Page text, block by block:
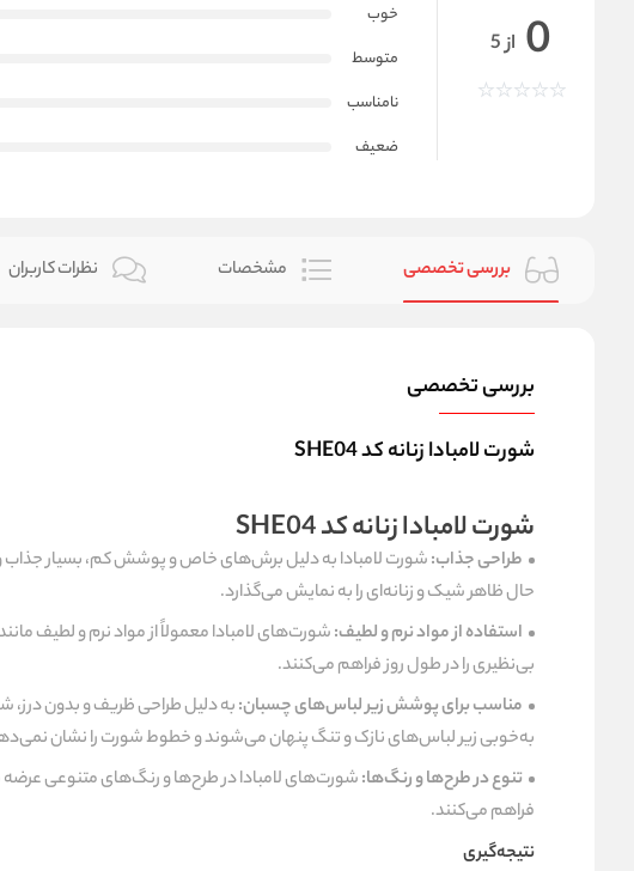
0 از 5
خوب
متوسط
نامناسب
ضعیف
بررسی تخصصی مشخصات نظرات کاربران
بررسی تخصصی
شورت لامبادا زنانه کد SHE04
شورت لامبادا زنانه کد SHE04
طراحی جذاب:شورت لامبادابه دلیل برش‌های خاص و پوشش کم، بسیار جذاب
حال ظاهر شیک و زنانه‌ای را به نمایش می‌گذارد.
استفاده از مواد نرم و لطیف:شورت‌های لامبادا معمولاً از مواد نرم و لطیف
بی‌نظیری را در طول روز فراهم می‌کنند.
مناسب برای پوشش زیر لباس‌های چسبان:به دلیل طراحی ظریف و بدون درز،
به‌خوبی زیر لباس‌های نازک و تنگ پنهان می‌شوند و خطوط شورت را نشان
تنوع در طرح‌ها و رنگ‌ها:شورت‌های لامبادا در طرح‌ها و رنگ‌های متنوعی
فراهم می‌کنند.
نتیجه‌گیری